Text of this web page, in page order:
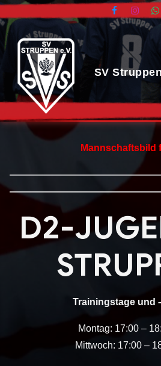
Skip
to
content
D2-
Trainingstage und
Montag: 17:00 –
Mittwoch: 17:00 –